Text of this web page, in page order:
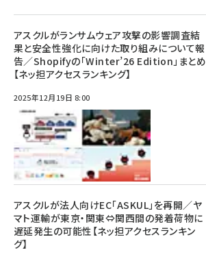
アスクルがランサムウェア攻撃の影響調査結
果と安全性強化に向けた取り組みについて報
告／Shopifyの「Winter’26 Edition」まとめ
【ネッ担アクセスランキング】
2025年12月19日 8:00
アスクルが法人向けEC「ASKUL」を再開／ヤ
マト運輸が東京・関東⇔関西間の発着荷物に
遅延発生の可能性【ネッ担アクセスランキン
グ】